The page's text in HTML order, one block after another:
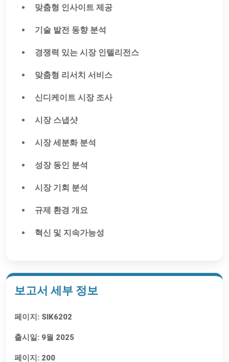
맞춤형 인사이트 제공
기술 발전 동향 분석
경쟁력 있는 시장 인텔리전스
맞춤형 리서치 서비스
신디케이트 시장 조사
시장 스냅샷
시장 세분화 분석
성장 동인 분석
시장 기회 분석
규제 환경 개요
혁신 및 지속가능성
보고서 세부 정보
페이지: SIK6202
출시일: 9월 2025
페이지: 200